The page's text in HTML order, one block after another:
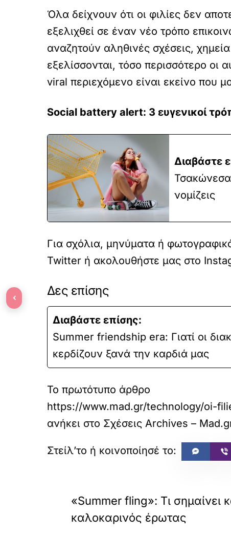
Όλα δείχνουν ότι οι φιλίες δεν
εξελιχθεί σε έναν νέο τρόπο
αναζητούν αληθινές σχέσεις,
εξελίσσονται, τόσο περισσότερο οι
viral περιεχόμενο είναι εκείνο που
Social battery alert: 3 ευγενικοί
Διαβάστε
νομίζεις
Για σχόλια, μηνύματα ή
Twitter ή ακολουθήστε μας στο
Δες επίσης
Διαβάστε επίσης:
Summer friendship era: Γιατί οι
κερδίζουν ξανά την καρδιά μας
Το πρωτότυπο άρθρο
https://www.mad.gr/technology/oi-
ανήκει στο Σχέσεις Archives –
«Summer fling»: Τι σημαίνει
καλοκαρινός έρωτας
‹